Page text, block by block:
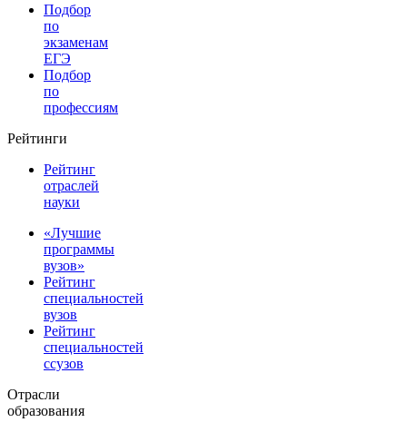
Подбор
по
экзаменам
ЕГЭ
Подбор
по
профессиям
Рейтинги
Рейтинг
отраслей
науки
«Лучшие
программы
вузов»
Рейтинг
специальностей
вузов
Рейтинг
специальностей
ссузов
Отрасли
образования